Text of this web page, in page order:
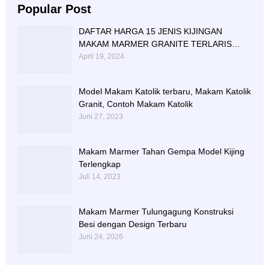
Popular Post
DAFTAR HARGA 15 JENIS KIJINGAN
MAKAM MARMER GRANITE TERLARIS
BERIKUT NISAN NYA
April 19, 2024
Model Makam Katolik terbaru, Makam Katolik
Granit, Contoh Makam Katolik
Juni 27, 2023
Makam Marmer Tahan Gempa Model Kijing
Terlengkap
Juli 14, 2023
Makam Marmer Tulungagung Konstruksi
Besi dengan Design Terbaru
Juni 24, 2026